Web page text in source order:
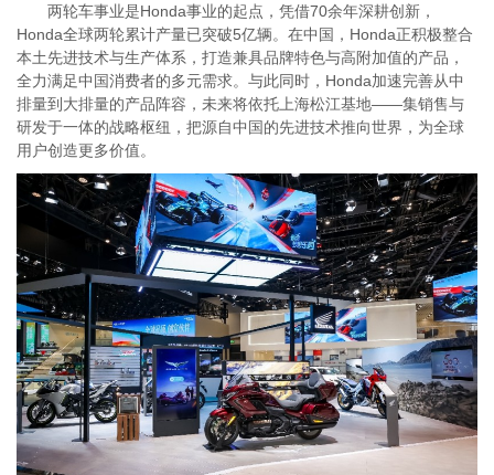
两轮车事业是Honda事业的起点，凭借70余年深耕创新，
Honda全球两轮累计产量已突破5亿辆。在中国，Honda正积极整合
本土先进技术与生产体系，打造兼具品牌特色与高附加值的产品，
全力满足中国消费者的多元需求。与此同时，Honda加速完善从中
排量到大排量的产品阵容，未来将依托上海松江基地——集销售与
研发于一体的战略枢纽，把源自中国的先进技术推向世界，为全球
用户创造更多价值。